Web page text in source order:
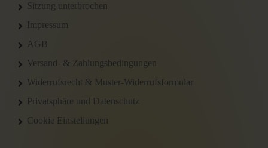
Sitzung unterbrochen
Impressum
AGB
Versand- & Zahlungsbedingungen
Widerrufsrecht & Muster-Widerrufsformular
Privatsphäre und Datenschutz
Cookie Einstellungen